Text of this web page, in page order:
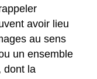
avoir lieu
au sens
un ensemble
dont la